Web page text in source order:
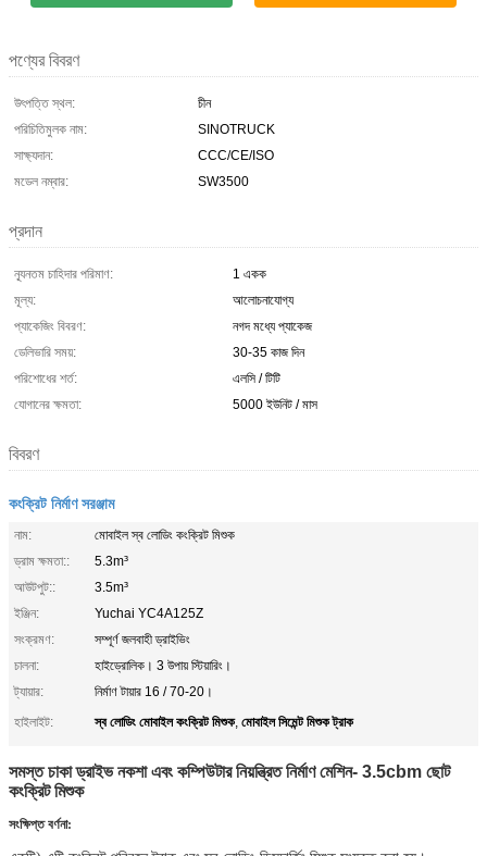
পণ্যের বিবরণ
উৎপত্তি স্থল:
চীন
পরিচিতিমুলক নাম:
SINOTRUCK
সাক্ষ্যদান:
CCC/CE/ISO
মডেল নম্বার:
SW3500
প্রদান
ন্যূনতম চাহিদার পরিমাণ:
1 একক
মূল্য:
আলোচনাযোগ্য
প্যাকেজিং বিবরণ:
নগদ মধ্যে প্যাকেজ
ডেলিভারি সময়:
30-35 কাজ দিন
পরিশোধের শর্ত:
এলসি / টিটি
যোগানের ক্ষমতা:
5000 ইউনিট / মাস
বিবরণ
কংক্রিট নির্মাণ সরঞ্জাম
নাম:
মোবাইল স্ব লোডিং কংক্রিট মিশুক
ড্রাম ক্ষমতা::
5.3m³
আউটপুট::
3.5m³
ইঞ্জিন:
Yuchai YC4A125Z
সংক্রমণ:
সম্পূর্ণ জলবাহী ড্রাইভিং
চালনা:
হাইড্রোলিক। 3 উপায় স্টিয়ারিং।
ট্যায়ার:
নির্মাণ টায়ার 16 / 70-20।
হাইলাইট:
স্ব লোডিং মোবাইল কংক্রিট মিশুক, মোবাইল সিমেন্ট মিশুক ট্রাক
সমস্ত চাকা ড্রাইভ নকশা এবং কম্পিউটার নিয়ন্ত্রিত নির্মাণ মেশিন- 3.5cbm ছোট
কংক্রিট মিশুক
সংক্ষিপ্ত বর্ণনা: